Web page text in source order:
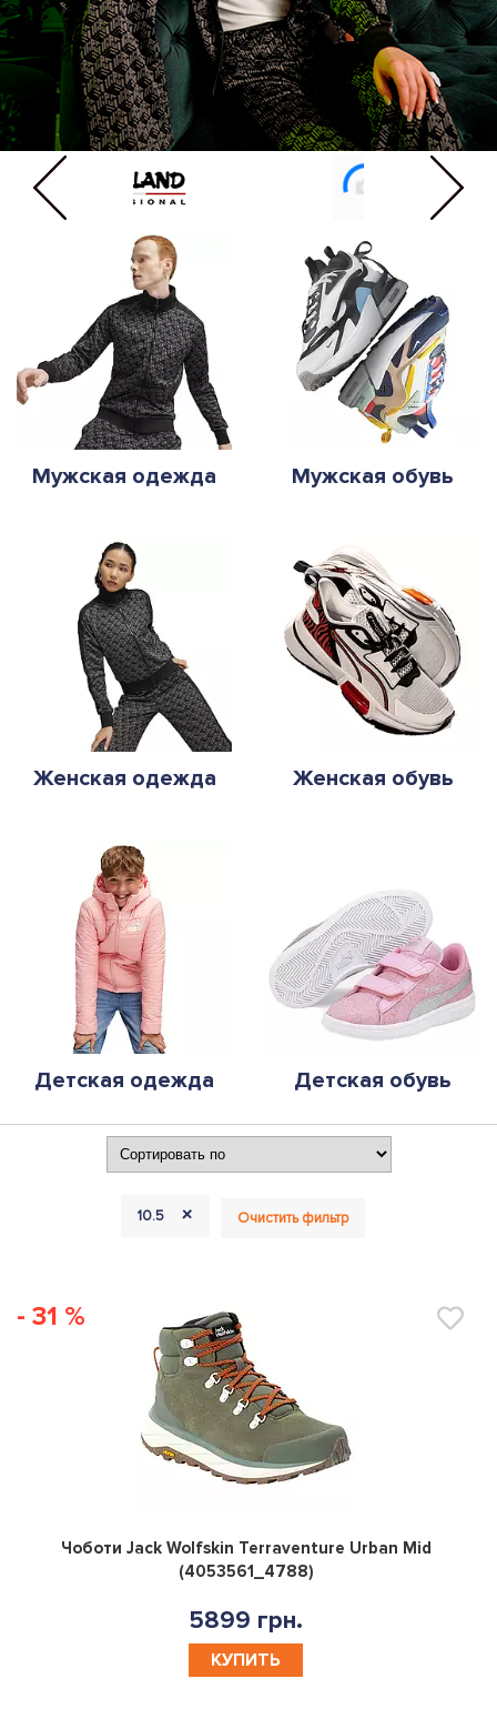
Мужская одежда Мужская обувь
Женская одежда Женская обувь
Детская одежда Детская обувь
10.5 + Очистить фильтр
- 31 %
0
Чоботи Jack Wolfskin Terraventure Urban Mid
(4053561_4788)
5899 грн.
КУПИТЬ